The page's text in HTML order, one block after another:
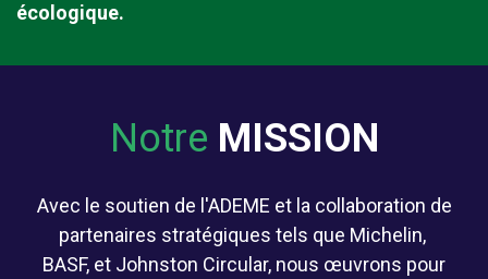
écologique.
Notre MISSION
Avec le soutien de l'ADEME et la collaboration de
partenaires stratégiques tels que Michelin,
BASF, et Johnston Circular, nous œuvrons pour